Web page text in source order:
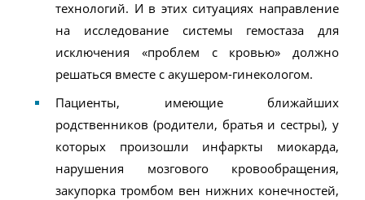
технологий. И в этих ситуациях направление
на исследование системы гемостаза для
исключения «проблем с кровью» должно
решаться вместе с акушером-гинекологом.
Пациенты, имеющие ближайших
родственников (родители, братья и сестры), у
которых произошли инфаркты миокарда,
нарушения мозгового кровообращения,
закупорка тромбом вен нижних конечностей,